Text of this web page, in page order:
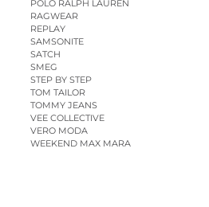
POLO RALPH LAUREN
RAGWEAR
REPLAY
SAMSONITE
SATCH
SMEG
STEP BY STEP
TOM TAILOR
TOMMY JEANS
VEE COLLECTIVE
VERO MODA
WEEKEND MAX MARA